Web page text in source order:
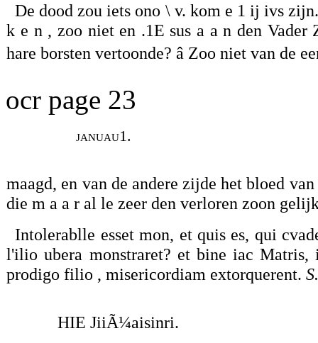
De dood zou iets ono \ v. kom e 1 ij ivs
k e n , zoo niet en .1E sus a a n den
hare borsten vertoonde? â Zoo niet van de
ocr page 23
januau1.
maagd, en van de andere zijde het bloed
die m a a r al le zeer den verloren zoon
Intolerablle esset mon, et quis es, qui
l'ilio ubera monstraret? et bine iac
prodigo filio , misericordiam extorquerent.
HIE JiiÃ¼aisinri.